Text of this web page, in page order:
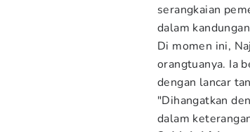
serangkaian
dalam
Di momen ini,
orangtuanya. Ia
dengan lancar
"Dihangatkan
dalam